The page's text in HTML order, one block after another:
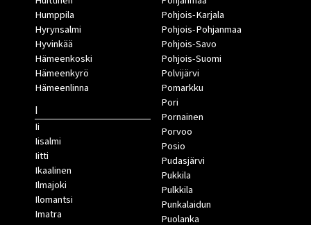
Humppila
Hyrynsalmi
Hyvinkää
Hämeenkoski
Hämeenkyrö
Hämeenlinna
I
Ii
Iisalmi
Iitti
Ikaalinen
Ilmajoki
Ilomantsi
Imatra
Pohjois-Karjala
Pohjois-Pohjanmaa
Pohjois-Savo
Pohjois-Suomi
Polvijärvi
Pomarkku
Pori
Pornainen
Porvoo
Posio
Pudasjärvi
Pukkila
Pulkkila
Punkalaidun
Puolanka